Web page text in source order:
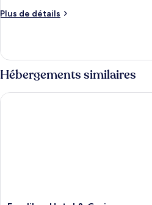
Plus de détails
Plus
Chambre
Hébergements similaires
Excalibur Hotel & Casino